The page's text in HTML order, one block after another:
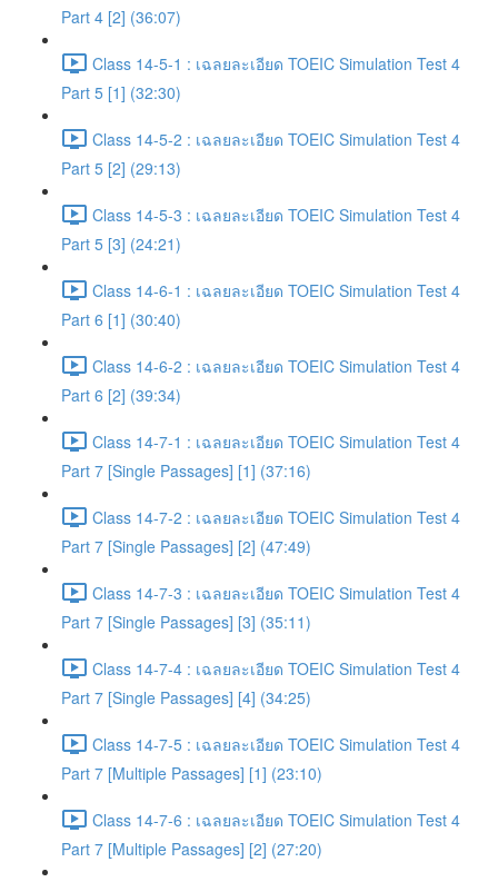
Part 4 [2] (36:07)
Class 14-5-1 : เฉลยละเอียด TOEIC Simulation Test 4
Part 5 [1] (32:30)
Class 14-5-2 : เฉลยละเอียด TOEIC Simulation Test 4
Part 5 [2] (29:13)
Class 14-5-3 : เฉลยละเอียด TOEIC Simulation Test 4
Part 5 [3] (24:21)
Class 14-6-1 : เฉลยละเอียด TOEIC Simulation Test 4
Part 6 [1] (30:40)
Class 14-6-2 : เฉลยละเอียด TOEIC Simulation Test 4
Part 6 [2] (39:34)
Class 14-7-1 : เฉลยละเอียด TOEIC Simulation Test 4
Part 7 [Single Passages] [1] (37:16)
Class 14-7-2 : เฉลยละเอียด TOEIC Simulation Test 4
Part 7 [Single Passages] [2] (47:49)
Class 14-7-3 : เฉลยละเอียด TOEIC Simulation Test 4
Part 7 [Single Passages] [3] (35:11)
Class 14-7-4 : เฉลยละเอียด TOEIC Simulation Test 4
Part 7 [Single Passages] [4] (34:25)
Class 14-7-5 : เฉลยละเอียด TOEIC Simulation Test 4
Part 7 [Multiple Passages] [1] (23:10)
Class 14-7-6 : เฉลยละเอียด TOEIC Simulation Test 4
Part 7 [Multiple Passages] [2] (27:20)